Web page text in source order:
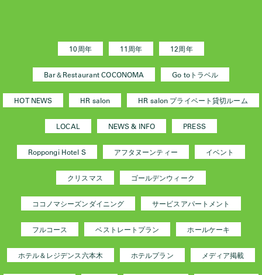
10周年 11周年 12周年
Bar＆Restaurant COCONOMA Go toトラベル
HOT NEWS HR salon HR salon プライベート貸切ルーム
LOCAL NEWS & INFO PRESS
Roppongi Hotel S アフタヌーンティー イベント
クリスマス ゴールデンウィーク
ココノマシーズンダイニング サービスアパートメント
フルコース ベストレートプラン ホールケーキ
ホテル＆レジデンス六本木 ホテルプラン メディア掲載